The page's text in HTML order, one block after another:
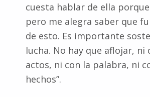
cuesta hablar de ella
pero me alegra saber que
de esto. Es importante
lucha. No hay que aflojar, ni
actos, ni con la palabra, ni
hechos”.